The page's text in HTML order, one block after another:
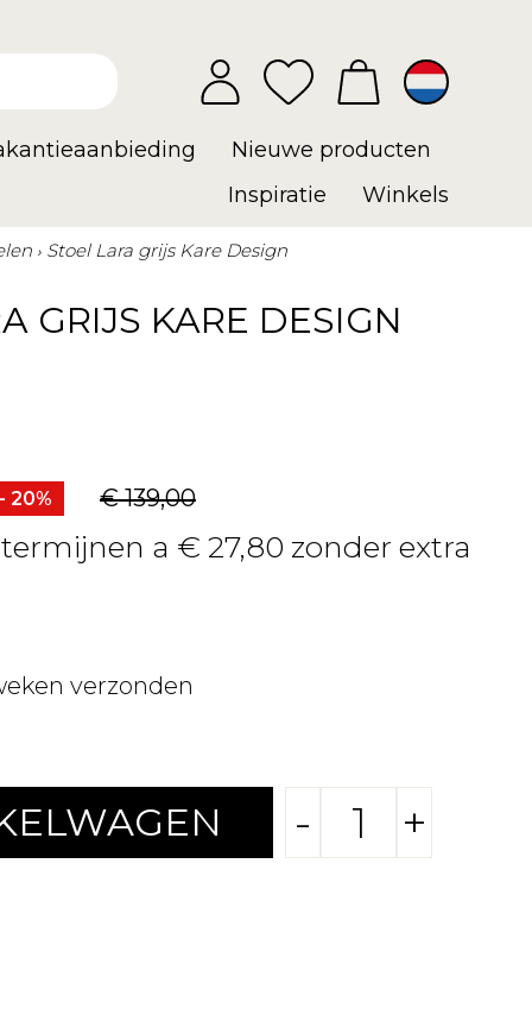
Nieuwe producten
Inspiratie
Winkels
Stoel Lara grijs Kare Design
GRIJS KARE DESIGN
- 20% € 139,00
a € 27,80 zonder extra
verzonden
- +